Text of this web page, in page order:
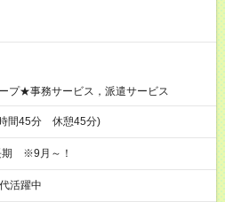
プ★事務サービス，派遣サービス
間45分 休憩45分)
期 ※9月～！
活躍中